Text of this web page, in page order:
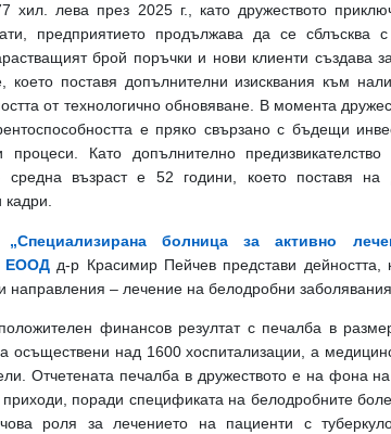
хил. лева през 2025 г., като дружеството
предприятието продължава да се сблъсква с
брой поръчки и нови клиенти създава
което поставя допълнителни изисквания към
от технологично обновяване. В момента
е пряко свързано с бъдещи
процеси. Като допълнително
средна възраст е 52 години, което поставя
кадри.
„Специализирана болница за активно
ЕООДд-р Красимир Пейчев представи дейността,
– лечение на белодробни заболявания
финансов резултат с печалба в
осъществени над 1600 хоспитализации, а
Отчетената печалба в дружеството е на фона
поради спецификата на белодробните
роля за лечението на пациенти с